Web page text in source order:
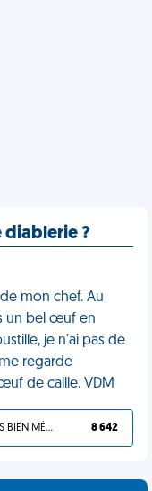
diablerie ?
mon chef. Au
un bel œuf en
je n'ai pas de
regarde
de caille. VDM
TU L'AS BIEN MÉRITÉ 8 642